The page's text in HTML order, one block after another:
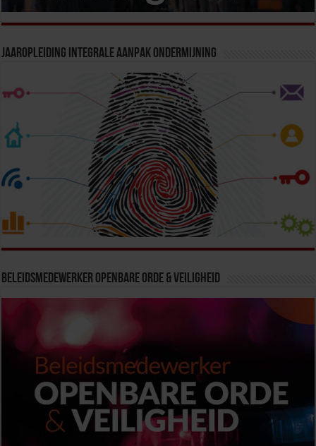
Jaaropleiding Integrale Aanpak Ondermijning
Beleidsmedewerker Openbare Orde & Veiligheid